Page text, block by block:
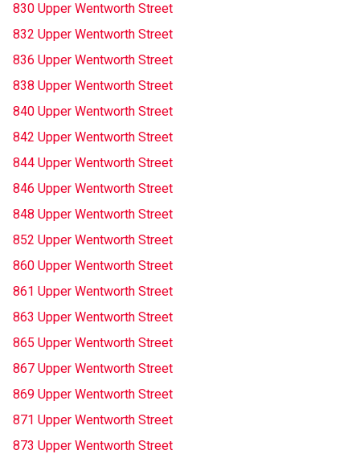
830 Upper Wentworth Street
832 Upper Wentworth Street
836 Upper Wentworth Street
838 Upper Wentworth Street
840 Upper Wentworth Street
842 Upper Wentworth Street
844 Upper Wentworth Street
846 Upper Wentworth Street
848 Upper Wentworth Street
852 Upper Wentworth Street
860 Upper Wentworth Street
861 Upper Wentworth Street
863 Upper Wentworth Street
865 Upper Wentworth Street
867 Upper Wentworth Street
869 Upper Wentworth Street
871 Upper Wentworth Street
873 Upper Wentworth Street